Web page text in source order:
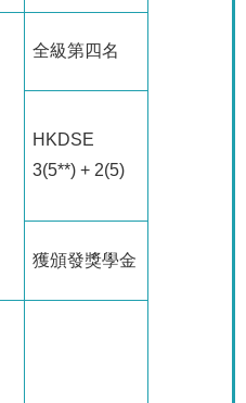
全級第四名
HKDSE
3(5**) + 2(5)
獲頒發獎學金